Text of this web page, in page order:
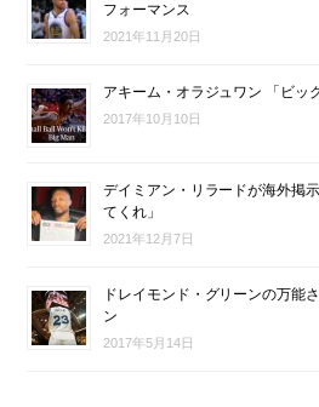
フォーマンス
2021年11月20日
アキーム・オラジュワン 「ビッ
2017年10月10日
デイミアン・リラードが海外掲
てくれ」
2021年12月7日
ドレイモンド・グリーンの万能
ン
2017年5月14日